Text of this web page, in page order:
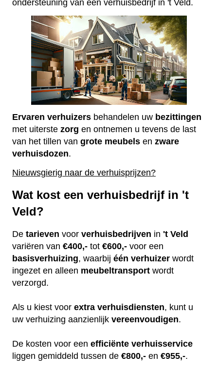
ondersteuning van een verhuisbedrijf in 't Veld.
Ervaren verhuizers behandelen uw bezittingen
met uiterste zorg en ontnemen u tevens de last
van het tillen van grote meubels en zware
verhuisdozen.
Nieuwsgierig naar de verhuisprijzen?
Wat kost een verhuisbedrijf in 't
Veld?
De tarieven voor verhuisbedrijven in 't Veld
variëren van €400,- tot €600,- voor een
basisverhuizing, waarbij één verhuizer wordt
ingezet en alleen meubeltransport wordt
verzorgd.
Als u kiest voor extra verhuisdiensten, kunt u
uw verhuizing aanzienlijk vereenvoudigen.
De kosten voor een efficiënte verhuisservice
liggen gemiddeld tussen de €800,- en €955,-.